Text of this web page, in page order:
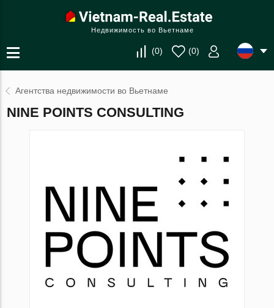
Недвижимость во Вьетнаме
(0) (0)
Агентства недвижимости во Вьетнаме
NINE POINTS CONSULTING